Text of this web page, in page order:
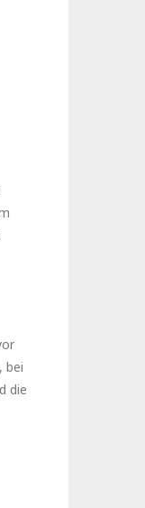
, bei
die